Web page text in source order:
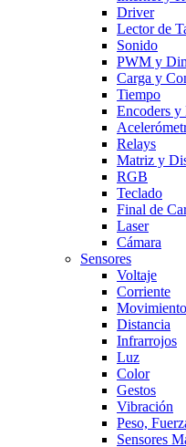
Driver
Lector de
Sonido
PWM y
Carga y
Tiempo
Encoders y
Relays
Matriz y
RGB
Teclado
Final de
Laser
Cámara
Sensores
Voltaje
Corriente
Movimiento
Distancia
Infrarrojos
Luz
Color
Gestos
Vibración
Peso,
Sensores